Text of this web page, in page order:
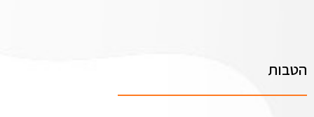
הטבות